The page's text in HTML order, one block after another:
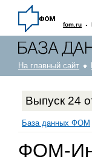
fom.ru ·
На главный сайт
Выпуск 24
База данных ФОМ
ФОМ-